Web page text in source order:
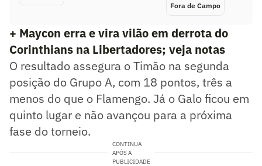
Fora de Campo
+ Maycon erra e vira vilão em derrota do
Corinthians na Libertadores; veja notas
O resultado assegura o Timão na segunda
posição do Grupo A, com 18 pontos, três a
menos do que o Flamengo. Já o Galo ficou em
quinto lugar e não avançou para a próxima
fase do torneio.
CONTINUA
APÓS A
PUBLICIDADE